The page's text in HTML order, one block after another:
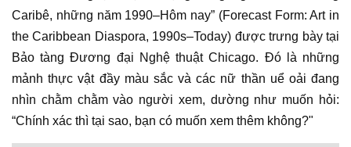
Caribê, những năm 1990–Hôm nay” (Forecast Form: Art in
the Caribbean Diaspora, 1990s–Today) đượctrưng bàytại
Bảo tàng Đương đại Nghệ thuật Chicago. Đó là những
mảnh thực vật đầy màu sắc và các nữ thần uể oải đang
nhìn chằm chằm vào người xem, dường như muốn hỏi:
“Chính xác thì tại sao, bạn có muốn xem thêm không?"